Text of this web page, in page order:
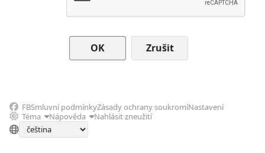
Zrušit
FBSmluvní podmínkyZásady ochrany soukromíNastavení
Téma
Nápověda Nahlásit zneužití